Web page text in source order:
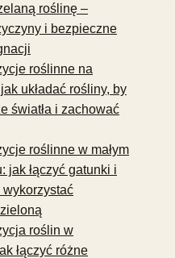
roślinę –
i bezpieczne
roślinne na
układać rośliny, by
światła i zachować
roślinne w małym
jak łączyć gatunki i
roślin w
łączyć różne